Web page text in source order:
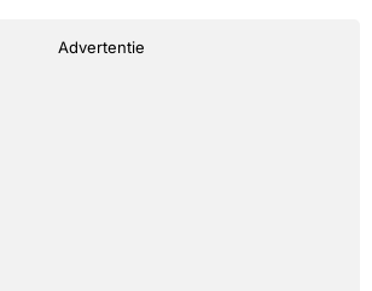
Advertentie